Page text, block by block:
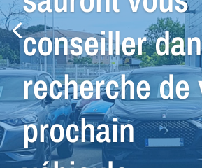
Nous avons
véhicule que
cherchez...